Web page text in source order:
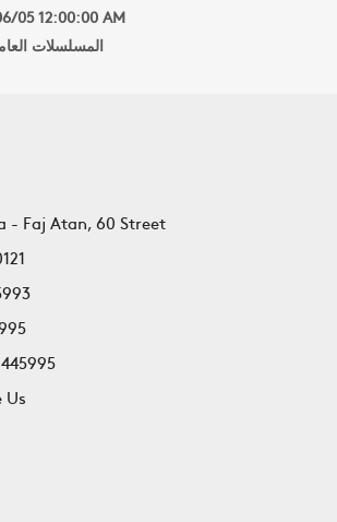
05 12:00:00 AM
المسلسلات
- Faj Atan, 60 Street
Us